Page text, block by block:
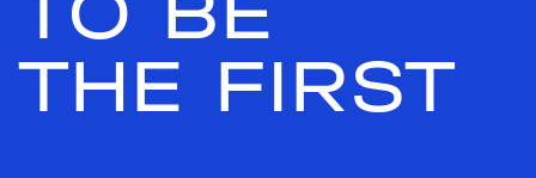
THE FIRST